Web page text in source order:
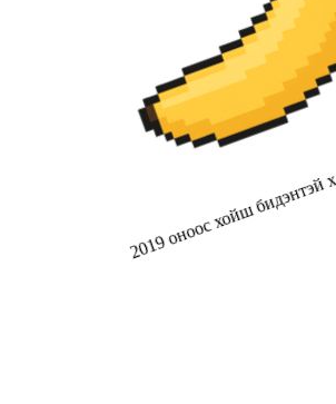
2019 оноос хойш